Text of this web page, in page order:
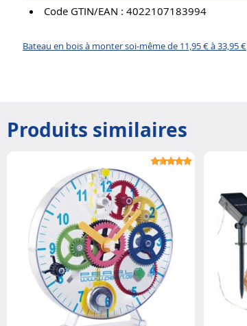
Code GTIN/EAN : 4022107183994
Bateau en bois à monter soi-même de 11,95 € à 33,95 €
Produits similaires